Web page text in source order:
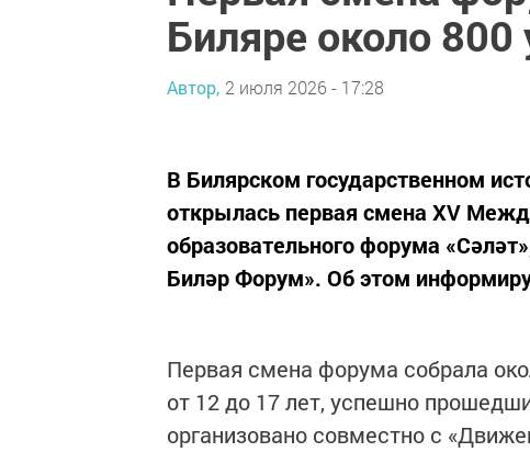
Биляре около 800
Автор, 2 июля 2026 - 17:28
В Билярском государственном
открылась первая смена XV
образовательного форума
Биләр Форум». Об этом
Первая смена форума собрала
от 12 до 17 лет, успешно
организовано совместно с